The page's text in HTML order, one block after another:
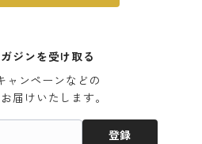
ジンを受け取る
ャンペーンなどの
届けいたします。
登録